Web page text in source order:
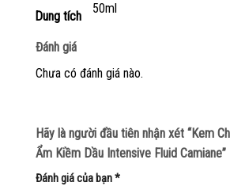
Dung tích
50ml
Đánh giá
Chưa có đánh giá nào.
Hãy là người đầu tiên nhận xét “Kem
Ẩm Kiềm Dầu Intensive Fluid Camiane”
Đánh giá của bạn*